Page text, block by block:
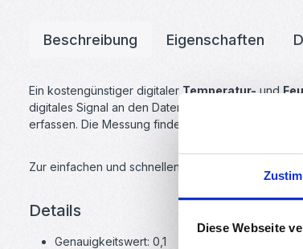
Diese Webseite
Beschreibung Eigenschaften
Ein kostengünstiger digitaler Temperatur-und
digitales Signal an den Datenpin (es sind keine
erfassen. Die Messung findet alle 2 Sek statt.
Zur einfachen und schnellen Programmierung mit
Details
Genauigkeitswert: 0,1